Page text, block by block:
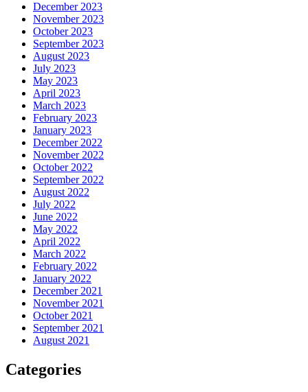
December 2023
November 2023
October 2023
September 2023
August 2023
July 2023
May 2023
April 2023
March 2023
February 2023
January 2023
December 2022
November 2022
October 2022
September 2022
August 2022
July 2022
June 2022
May 2022
April 2022
March 2022
February 2022
January 2022
December 2021
November 2021
October 2021
September 2021
August 2021
Categories